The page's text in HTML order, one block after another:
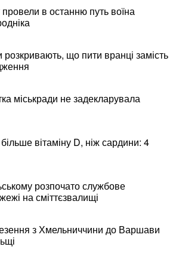
в останню путь воїна
розкривають, що пити вранці замість
міськради не задекларувала
вітаміну D, ніж сардини: 4
розпочато службове
на сміттєзвалищі
з Хмельниччини до Варшави